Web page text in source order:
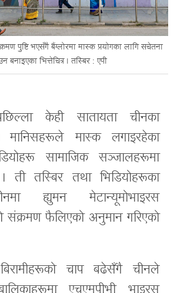
पुष्टि भएसँगै बैंग्लोरमा मास्क प्रयोगका लागि सचेतना
बनाइएका भित्तेचित्र । तस्बिर : एपी
केही सातायता चीनका
मानिसहरूले मास्क लगाइरहेका
सामाजिक सञ्जालहरूमा
ती तस्बिर तथा भिडियोहरूका
ह्युमन मेटान्यूमोभाइरस
संक्रमण फैलिएको अनुमान गरिएको
चाप बढेसँगै चीनले